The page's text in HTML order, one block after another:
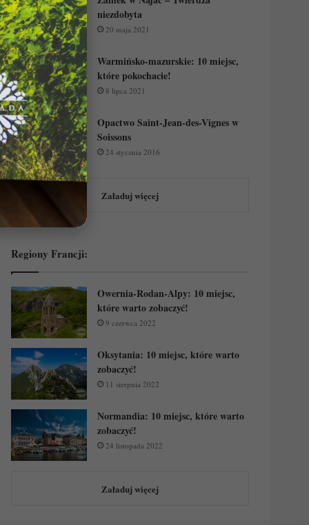
niezdobyta
20 maja 2021
Warmińsko-mazurskie: 10 miejsc,
które pokochacie!
8 lipca 2021
Opactwo Saint-Jean-des-Vignes w
Soissons
24 stycznia 2016
Załaduj więcej
Regiony Francji:
Owernia-Rodan-Alpy: 10 miejsc,
które warto zobaczyć!
9 czerwca 2022
Oksytania: 10 miejsc, które warto
zobaczyć!
11 sierpnia 2022
Normandia: 10 miejsc, które warto
zobaczyć!
24 listopada 2022
Załaduj więcej